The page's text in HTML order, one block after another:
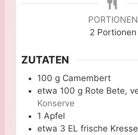
PORTIONEN
2 Portionen
ZUTATEN
100 g Camembert
etwa 100 g Rote Bete,
Konserve
1 Apfel
etwa 3 EL frische Kresse